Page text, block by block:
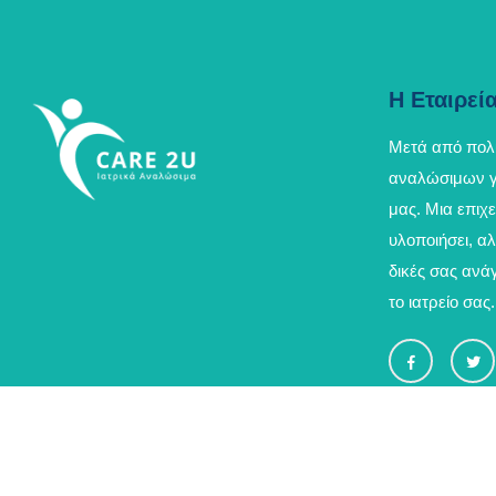
Η
Μετά από
αναλώσιμων
μας. Μια
υλοποιήσει,
δικές σας
το ιατρείο σας.